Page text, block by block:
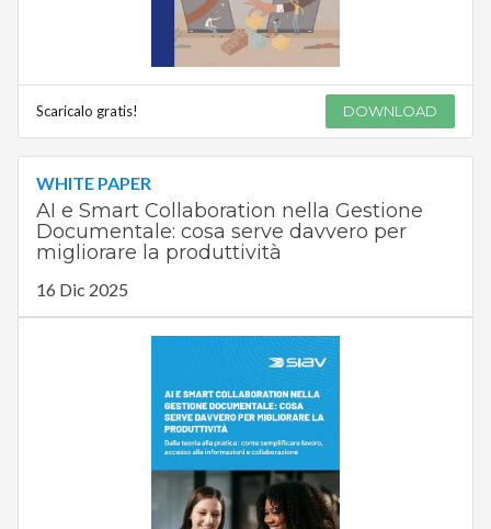
Scaricalo gratis! DOWNLOAD
WHITE PAPER
AI e Smart Collaboration nella Gestione
Documentale: cosa serve davvero per
migliorare la produttività
16 Dic 2025